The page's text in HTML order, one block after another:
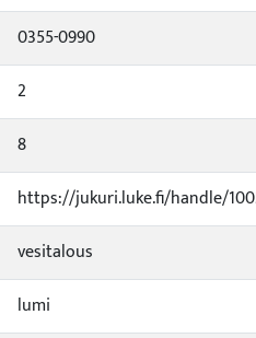
0355-0990
2
8
https://jukuri.luke.fi/handle/
vesitalous
lumi